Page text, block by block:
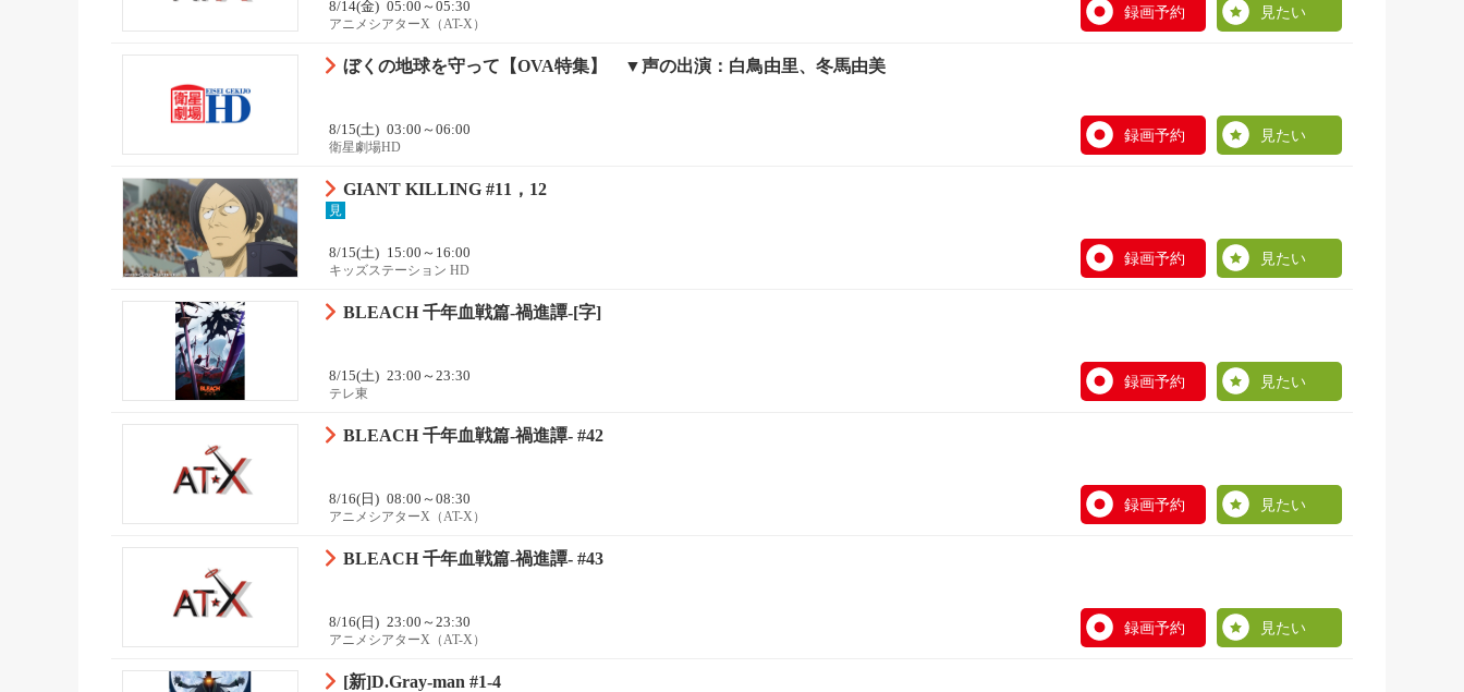
8/14(金) 05:00～05:30
アニメシアターX（AT-X）
録画予約 見たい
ぼくの地球を守って【OVA特集】 ▼声の出演：白鳥由里、冬馬由美
8/15(土) 03:00～06:00
衛星劇場HD
録画予約 見たい
GIANT KILLING #11，12
見
8/15(土) 15:00～16:00
キッズステーション HD
録画予約 見たい
BLEACH 千年血戦篇-禍進譚-[字]
8/15(土) 23:00～23:30
テレ東
録画予約 見たい
BLEACH 千年血戦篇-禍進譚- #42
8/16(日) 08:00～08:30
アニメシアターX（AT-X）
録画予約 見たい
BLEACH 千年血戦篇-禍進譚- #43
8/16(日) 23:00～23:30
アニメシアターX（AT-X）
録画予約 見たい
[新]D.Gray-man #1-4